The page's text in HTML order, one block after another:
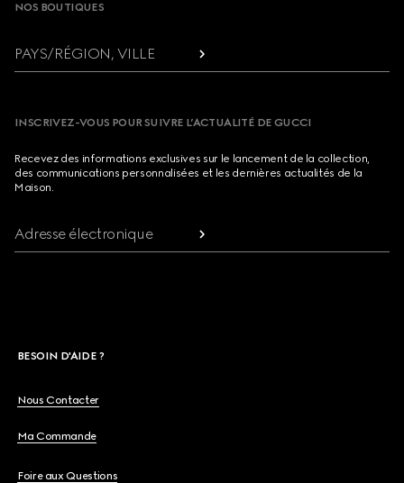
NOS BOUTIQUES
PAYS/RÉGION, VILLE
INSCRIVEZ-VOUS POUR SUIVRE L’ACTUALITÉ DE GUCCI
Recevez des informations exclusives sur le lancement de la collection,
des communications personnalisées et les dernières actualités de la
Maison.
Adresse électronique
BESOIN D'AIDE ?
Nous Contacter
Ma Commande
Foire aux Questions